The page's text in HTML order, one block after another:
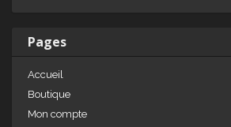
n
o
Pages
Accueil
Boutique
Mon compte